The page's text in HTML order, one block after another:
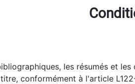
les résumés et
conformément à l'article